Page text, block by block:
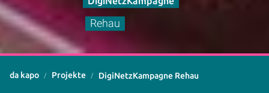
Rehau
da kapo Projekte DigiNetzKampagne Rehau